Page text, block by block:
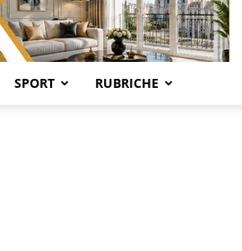
SPORT RUBRICHE